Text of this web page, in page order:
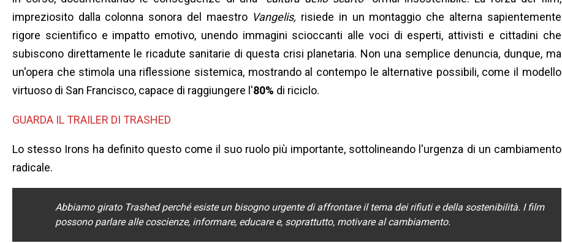
impreziosito dalla colonna sonora del maestro Vangelis, risiede in un montaggio che alterna sapientemente
rigore scientifico e impatto emotivo, unendo immagini scioccanti alle voci di esperti, attivisti e cittadini che
subiscono direttamente le ricadute sanitarie di questa crisi planetaria. Non una semplice denuncia, dunque, ma
un'opera che stimola una riflessione sistemica, mostrando al contempo le alternative possibili, come il modello
virtuoso di San Francisco, capace di raggiungere l'80% di riciclo.
GUARDA IL TRAILER DI TRASHED
Lo stesso Irons ha definito questo come il suo ruolo più importante, sottolineando l'urgenza di un cambiamento
radicale.
Abbiamo girato Trashed perché esiste un bisogno urgente di affrontare il tema dei rifiuti e della sostenibilità. I film
possono parlare alle coscienze, informare, educare e, soprattutto, motivare al cambiamento.